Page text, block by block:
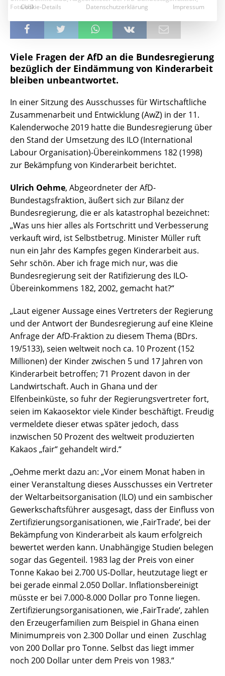
FotoAfD
Viele Fragen der AfD an die Bundesregierung
bezüglich der Eindämmung von Kinderarbeit
bleiben unbeantwortet.
In einer Sitzung des Ausschusses für Wirtschaftliche
Zusammenarbeit und Entwicklung (AwZ) in der 11.
Kalenderwoche 2019 hatte die Bundesregierung über
den Stand der Umsetzung des ILO (International
Labour Organisation)-Übereinkommens 182 (1998)
zur Bekämpfung von Kinderarbeit berichtet.
Ulrich Oehme, Abgeordneter der AfD-
Bundestagsfraktion, äußert sich zur Bilanz der
Bundesregierung, die er als katastrophal bezeichnet:
„Was uns hier alles als Fortschritt und Verbesserung
verkauft wird, ist Selbstbetrug. Minister Müller ruft
nun ein Jahr des Kampfes gegen Kinderarbeit aus.
Sehr schön. Aber ich frage mich nur, was die
Bundesregierung seit der Ratifizierung des ILO-
Übereinkommens 182, 2002, gemacht hat?“
„Laut eigener Aussage eines Vertreters der Regierung
und der Antwort der Bundesregierung auf eine Kleine
Anfrage der AfD-Fraktion zu diesem Thema (BDrs.
19/5133), seien weltweit noch ca. 10 Prozent (152
Millionen) der Kinder zwischen 5 und 17 Jahren von
Kinderarbeit betroffen; 71 Prozent davon in der
Landwirtschaft. Auch in Ghana und der
Elfenbeinküste, so fuhr der Regierungsvertreter fort,
seien im Kakaosektor viele Kinder beschäftigt. Freudig
vermeldete dieser etwas später jedoch, dass
inzwischen 50 Prozent des weltweit produzierten
Kakaos „fair“ gehandelt wird.“
„Oehme merkt dazu an: „Vor einem Monat haben in
einer Veranstaltung dieses Ausschusses ein Vertreter
der Weltarbeitsorganisation (ILO) und ein sambischer
Gewerkschaftsführer ausgesagt, dass der Einfluss von
Zertifizierungsorganisationen, wie ‚FairTrade‘, bei der
Bekämpfung von Kinderarbeit als kaum erfolgreich
bewertet werden kann. Unabhängige Studien belegen
sogar das Gegenteil. 1983 lag der Preis von einer
Tonne Kakao bei 2.700 US-Dollar, heutzutage liegt er
bei gerade einmal 2.050 Dollar. Inflationsbereinigt
müsste er bei 7.000-8.000 Dollar pro Tonne liegen.
Zertifizierungsorganisationen, wie ‚FairTrade‘, zahlen
den Erzeugerfamilien zum Beispiel in Ghana einen
Minimumpreis von 2.300 Dollar und einen Zuschlag
von 200 Dollar pro Tonne. Selbst das liegt immer
noch 200 Dollar unter dem Preis von 1983.“